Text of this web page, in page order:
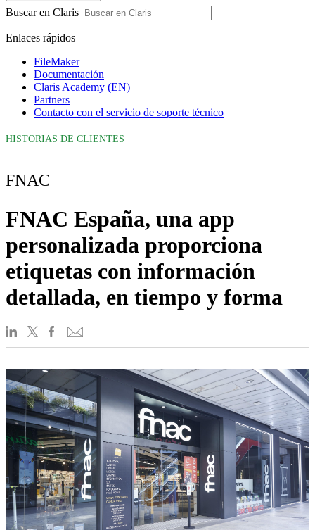
Buscar en Claris
Enlaces rápidos
FileMaker
Documentación
Claris Academy (EN)
Partners
Contacto con el servicio de soporte técnico
HISTORIAS DE CLIENTES
FNAC
FNAC España, una app
personalizada proporciona
etiquetas con información
detallada, en tiempo y forma